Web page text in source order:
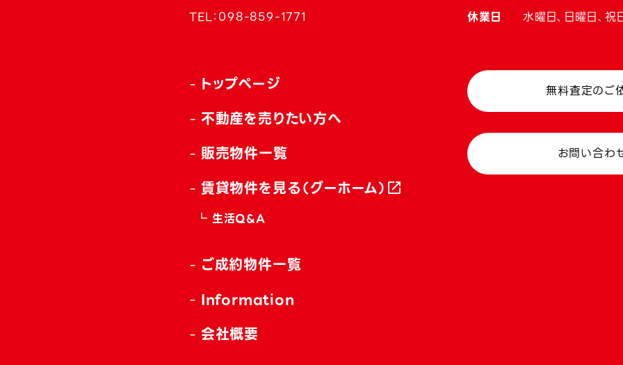
TEL： 098-859-1771
休業日
水曜日、日曜日、祝
トップページ
不動産を売りたい方へ
販売物件一覧
賃貸物件を見る（グーホーム）
生活Q&A
ご成約物件一覧
Information
会社概要
無料査定のご
お問い合わ